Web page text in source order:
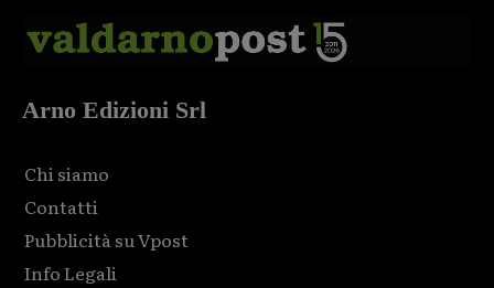
Arno Edizioni Srl
Chi siamo
Contatti
Pubblicità su Vpost
Info Legali